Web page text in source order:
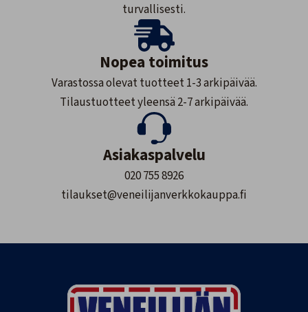
turvallisesti.
Nopea toimitus
Varastossa olevat tuotteet 1-3 arkipäivää.
Tilaustuotteet yleensä 2-7 arkipäivää.
Asiakaspalvelu
020 755 8926
tilaukset@veneilijanverkkokauppa.fi